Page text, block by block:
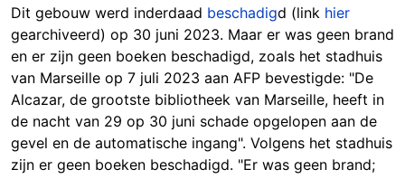
Dit gebouw werd inderdaad beschadigd (link hier
gearchiveerd) op 30 juni 2023. Maar er was geen brand
en er zijn geen boeken beschadigd, zoals het stadhuis
van Marseille op 7 juli 2023 aan AFP bevestigde: "De
Alcazar, de grootste bibliotheek van Marseille, heeft in
de nacht van 29 op 30 juni schade opgelopen aan de
gevel en de automatische ingang". Volgens het stadhuis
zijn er geen boeken beschadigd. "Er was geen brand;